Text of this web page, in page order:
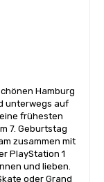
Hamburg
unterwegs auf
frühesten
7. Geburtstag
zusammen mit
PlayStation 1
und lieben.
oder Grand